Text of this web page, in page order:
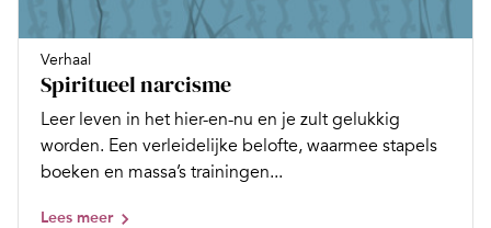
Verhaal
Spiritueel narcisme
Leer leven in het hier-en-nu en je zult gelukkig
worden. Een verleidelijke belofte, waarmee stapels
boeken en massa’s trainingen...
Lees meer